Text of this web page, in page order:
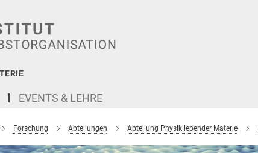
EVENTS & LEHRE
Forschung Abteilungen Abteilung Physik lebender Materie